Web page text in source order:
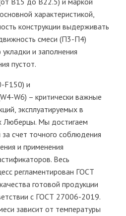
характеристикой,
конструкции выдерживать
смеси (П3-П4)
и заполнения
пустот.
F150) и
W6) – критически важные
эксплуатируемых в
Люберцы. Мы достигаем
счет точного соблюдения
и применения
Весь
регламентирован ГОСТ
готовой продукции
с ГОСТ 27006-2019.
зависит от температуры